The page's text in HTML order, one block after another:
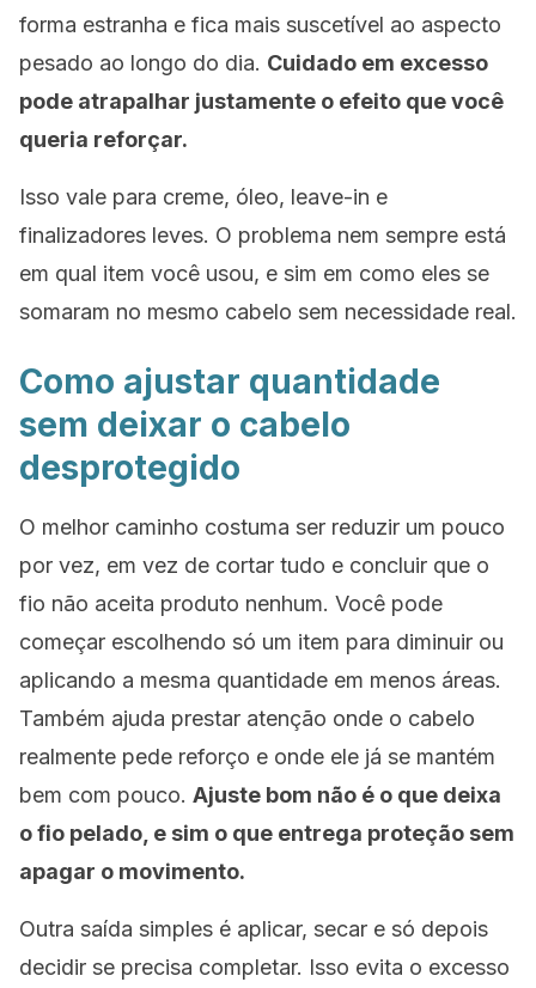
forma estranha e fica mais suscetível ao aspecto
pesado ao longo do dia. Cuidado em excesso
pode atrapalhar justamente o efeito que você
queria reforçar.
Isso vale para creme, óleo, leave-in e
finalizadores leves. O problema nem sempre está
em qual item você usou, e sim em como eles se
somaram no mesmo cabelo sem necessidade real.
Como ajustar quantidade
sem deixar o cabelo
desprotegido
O melhor caminho costuma ser reduzir um pouco
por vez, em vez de cortar tudo e concluir que o
fio não aceita produto nenhum. Você pode
começar escolhendo só um item para diminuir ou
aplicando a mesma quantidade em menos áreas.
Também ajuda prestar atenção onde o cabelo
realmente pede reforço e onde ele já se mantém
bem com pouco. Ajuste bom não é o que deixa
o fio pelado, e sim o que entrega proteção sem
apagar o movimento.
Outra saída simples é aplicar, secar e só depois
decidir se precisa completar. Isso evita o excesso